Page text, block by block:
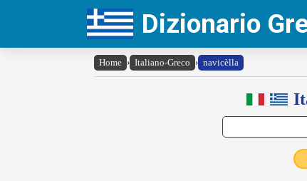
Dizionario
Home › Italiano-Greco › navicèlla